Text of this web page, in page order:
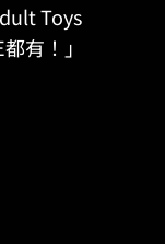
Toys
有！」